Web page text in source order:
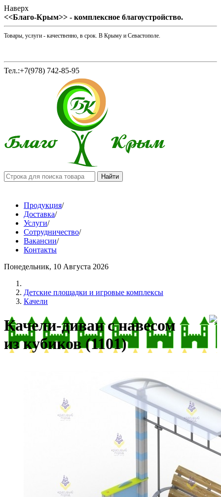
Наверх
<<Благо-Крым>> - комплексное благоустройство.
Товары, услуги - качественно, в срок. В Крыму и Севастополе.
Тел.:+7(978) 742-85-95
Продукция/
Доставка/
Услуги/
Сотрудничество/
Вакансии/
Контакты
Понедельник, 10 Августа 2026
Детские площадки и игровые комплексы
Качели
Качели-диван с навесом
из кубиков (1101)